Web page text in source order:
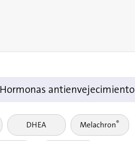
Hormonas antienvejecimiento
DHEA Melachron®